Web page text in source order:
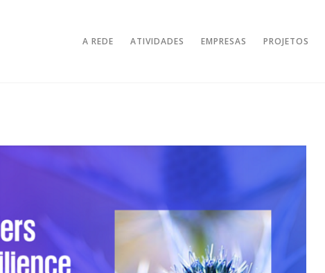
A REDE ATIVIDADES EMPRESAS PROJETOS